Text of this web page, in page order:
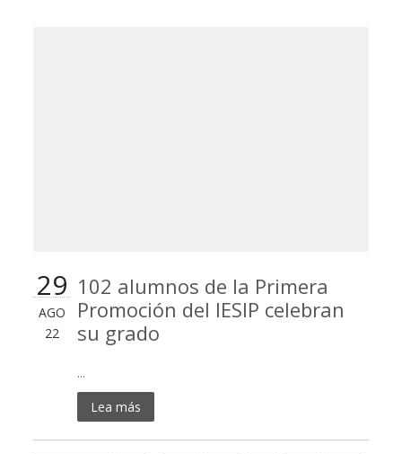
29
AGO
22
102 alumnos de la Primera
Promoción del IESIP celebran
su grado
...
Lea más